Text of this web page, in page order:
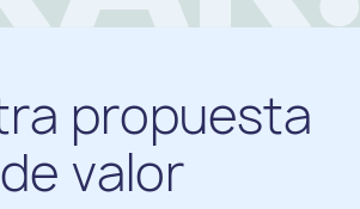
propuesta
de valor